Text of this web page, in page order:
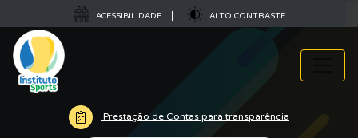
ACESSIBILIDADE ALTO CONTRASTE
Prestação de Contas para transparência